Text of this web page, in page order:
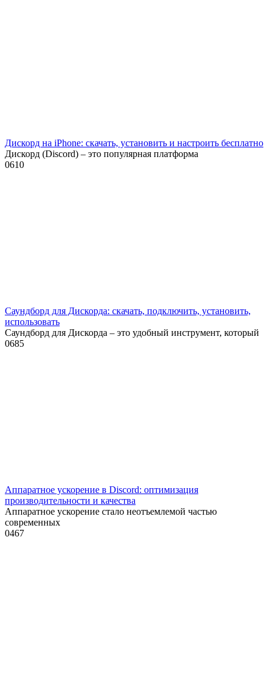
Дискорд на iPhone: скачать, установить и настроить бесплатно
Дискорд (Discord) – это популярная платформа
0610
Саундборд для Дискорда: скачать, подключить, установить,
использовать
Саундборд для Дискорда – это удобный инструмент, который
0685
Аппаратное ускорение в Discord: оптимизация
производительности и качества
Аппаратное ускорение стало неотъемлемой частью
современных
0467